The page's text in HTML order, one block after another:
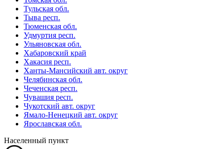
Тульская обл.
Тыва респ.
Тюменская обл.
Удмуртия респ.
Ульяновская обл.
Хабаровский край
Хакасия респ.
Ханты-Мансийский авт. округ
Челябинская обл.
Чеченская респ.
Чувашия респ.
Чукотский авт. округ
Ямало-Ненецкий авт. округ
Ярославская обл.
Населенный пункт